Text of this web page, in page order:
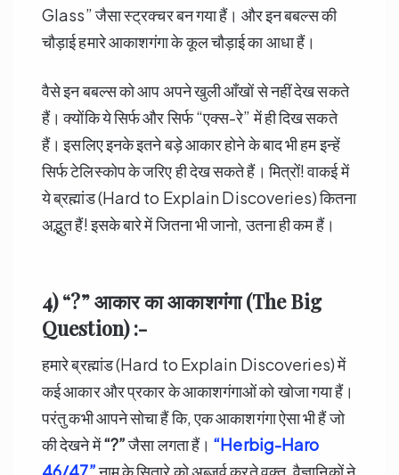
Glass” जैसा स्ट्रक्चर बन गया हैं। और इन बबल्स की
चौड़ाई हमारे आकाशगंगा के कूल चौड़ाई का आधा हैं।
वैसे इन बबल्स को आप अपने खुली आँखों से नहीं देख सकते
हैं। क्योंकि ये सिर्फ और सिर्फ “एक्स-रे” में ही दिख सकते
हैं। इसलिए इनके इतने बड़े आकार होने के बाद भी हम इन्हें
सिर्फ टेलिस्कोप के जरिए ही देख सकते हैं। मित्रों! वाकई में
ये ब्रह्मांड (Hard to Explain Discoveries) कितना
अद्भुत हैं! इसके बारे में जितना भी जानो, उतना ही कम हैं।
4) “?” आकार का आकाशगंगा (The Big
Question) :-
हमारे ब्रह्मांड (Hard to Explain Discoveries) में
कई आकार और प्रकार के आकाशगंगाओं को खोजा गया हैं।
परंतु कभी आपने सोचा हैं कि, एक आकाशगंगा ऐसा भी हैं जो
की देखने में“?”जैसा लगता हैं। “Herbig-Haro